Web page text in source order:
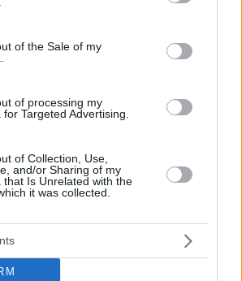
to Google and its third-party tags to
specified purposes in below Google
of the Sale of my
of processing my
Targeted Advertising.
of Collection, Use,
and/or Sharing of my
that Is Unrelated with the
it was collected.
αυγά στον πρωθυπουργό Άλμπιν
Πόλεις με χαρακτήρα, χωριά με
να διαισθανθεί ότι θα γίνει
το σχήμα των αυτιών του
ΕΙΔΗΣΕΙΣ